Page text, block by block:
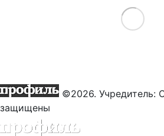
Load More
©2026. Учредитель:
защищены